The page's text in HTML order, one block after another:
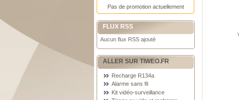
Pas de promotion actuellement
FLUX RSS
Aucun flux RSS ajouté
ALLER SUR TIWEO.FR
Recharge R134a
Alarme sans fil
Kit vidéo-surveillance